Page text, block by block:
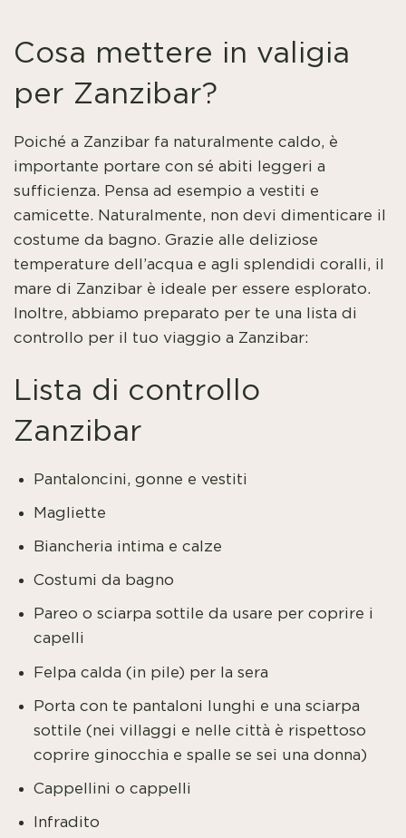
Cosa mettere in valigia
per Zanzibar?
Poiché a Zanzibar fa naturalmente caldo, è
importante portare con sé abiti leggeri a
sufficienza. Pensa ad esempio a vestiti e
camicette. Naturalmente, non devi dimenticare il
costume da bagno. Grazie alle deliziose
temperature dell’acqua e agli splendidi coralli, il
mare di Zanzibar è ideale per essere esplorato.
Inoltre, abbiamo preparato per te una lista di
controllo per il tuo viaggio a Zanzibar:
Lista di controllo
Zanzibar
Pantaloncini, gonne e vestiti
Magliette
Biancheria intima e calze
Costumi da bagno
Pareo o sciarpa sottile da usare per coprire i
capelli
Felpa calda (in pile) per la sera
Porta con te pantaloni lunghi e una sciarpa
sottile (nei villaggi e nelle città è rispettoso
coprire ginocchia e spalle se sei una donna)
Cappellini o cappelli
Infradito